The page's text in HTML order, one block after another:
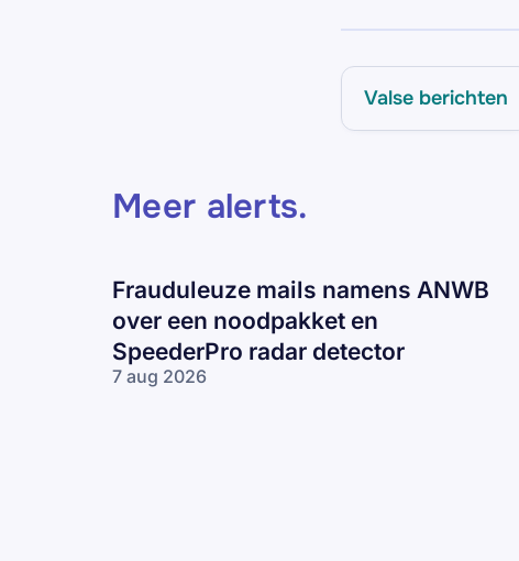
Valse berichten
Meer alerts.
Frauduleuze mails namens ANWB
over een noodpakket en
SpeederPro radar detector
7 aug 2026